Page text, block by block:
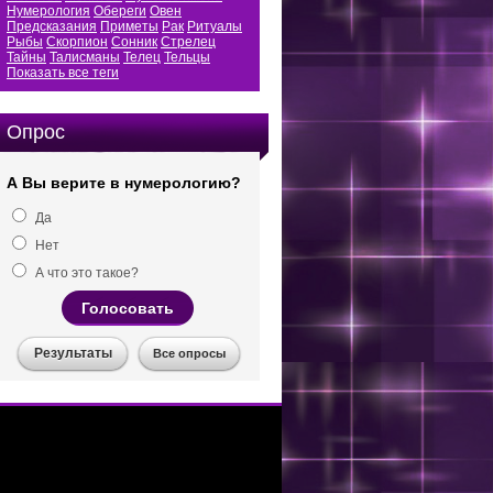
Нумерология Обереги Овен
Предсказания Приметы Рак Ритуалы
Рыбы Скорпион Сонник Стрелец
Тайны Талисманы Телец Тельцы
Показать все теги
Опрос
А Вы верите в нумерологию?
Да
Нет
А что это такое?
Голосовать
Результаты Все опросы